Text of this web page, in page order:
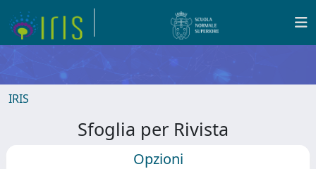
IRIS
Sfoglia per Rivista
Opzioni